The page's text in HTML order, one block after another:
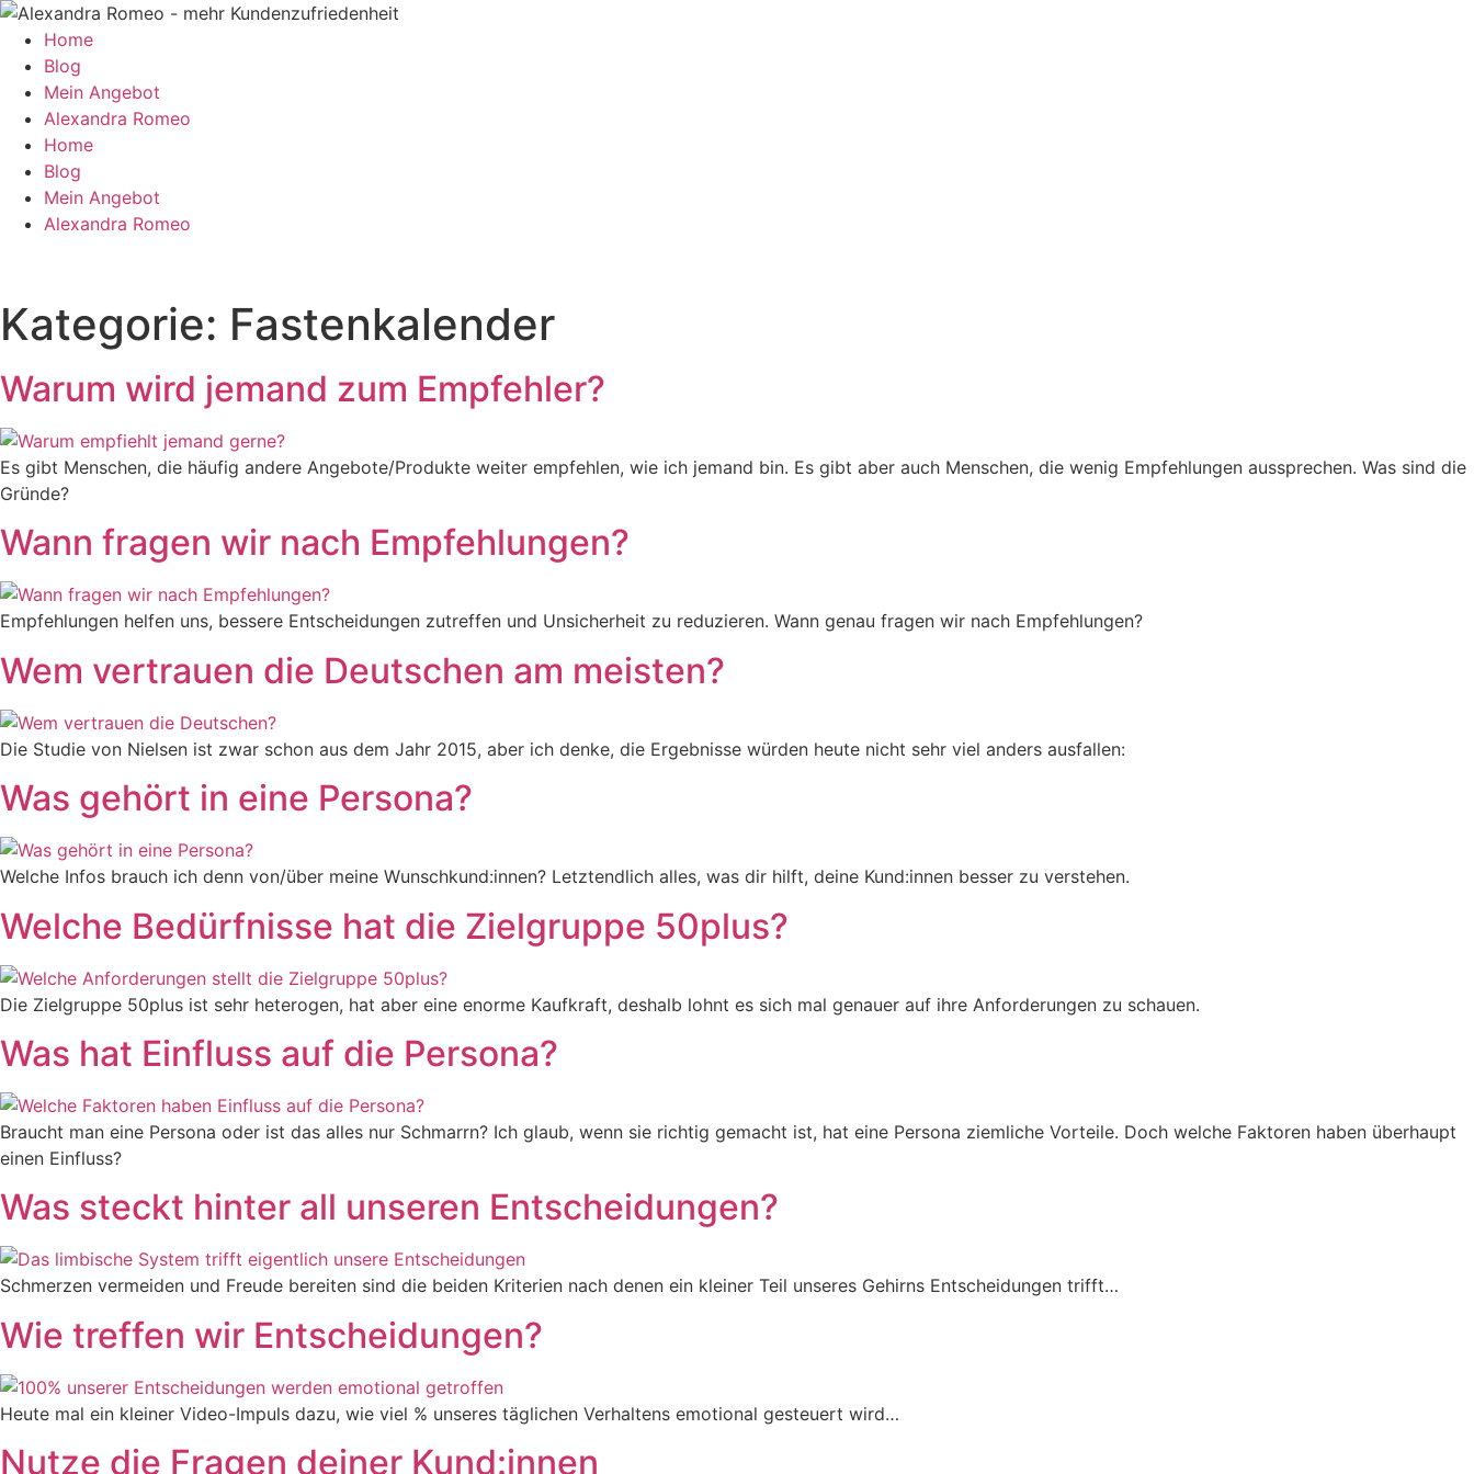
Zum
Inhalt
springen
Home
Blog
Mein Angebot
Alexandra Romeo
Home
Blog
Mein Angebot
Alexandra Romeo
Kategorie: Fastenkalender
Warum wird jemand zum Empfehler?
Es gibt Menschen, die häufig andere Angebote/Produkte weiter empfehlen, wie ich jemand bin. Es gibt aber auch Menschen, die wenig Empfehlungen aussprechen. Was sind die
Gründe?
Wann fragen wir nach Empfehlungen?
Empfehlungen helfen uns, bessere Entscheidungen zutreffen und Unsicherheit zu reduzieren. Wann genau fragen wir nach Empfehlungen?
Wem vertrauen die Deutschen am meisten?
Die Studie von Nielsen ist zwar schon aus dem Jahr 2015, aber ich denke, die Ergebnisse würden heute nicht sehr viel anders ausfallen:
Was gehört in eine Persona?
Welche Infos brauch ich denn von/über meine Wunschkund:innen? Letztendlich alles, was dir hilft, deine Kund:innen besser zu verstehen.
Welche Bedürfnisse hat die Zielgruppe 50plus?
Die Zielgruppe 50plus ist sehr heterogen, hat aber eine enorme Kaufkraft, deshalb lohnt es sich mal genauer auf ihre Anforderungen zu schauen.
Was hat Einfluss auf die Persona?
Braucht man eine Persona oder ist das alles nur Schmarrn? Ich glaub, wenn sie richtig gemacht ist, hat eine Persona ziemliche Vorteile. Doch welche Faktoren haben überhaupt
einen Einfluss?
Was steckt hinter all unseren Entscheidungen?
Schmerzen vermeiden und Freude bereiten sind die beiden Kriterien nach denen ein kleiner Teil unseres Gehirns Entscheidungen trifft…
Wie treffen wir Entscheidungen?
Heute mal ein kleiner Video-Impuls dazu, wie viel % unseres täglichen Verhaltens emotional gesteuert wird…
Nutze die Fragen deiner Kund:innen